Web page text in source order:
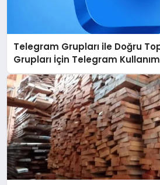
Telegram Grupları ile Doğru
Grupları İçin Telegram